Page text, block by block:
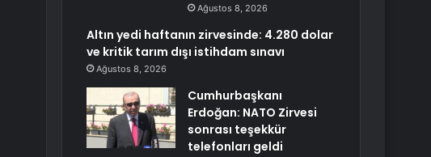
Ağustos 8, 2026
Altın yedi haftanın zirvesinde: 4.280 dolar
ve kritik tarım dışı istihdam sınavı
Ağustos 8, 2026
Cumhurbaşkanı
Erdoğan: NATO Zirvesi
sonrası teşekkür
telefonları geldi